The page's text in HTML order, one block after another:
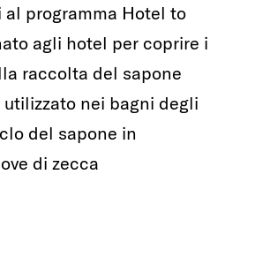
programma Hotel to
agli hotel per coprire i
raccolta del sapone
nei bagni degli
del sapone in
di zecca